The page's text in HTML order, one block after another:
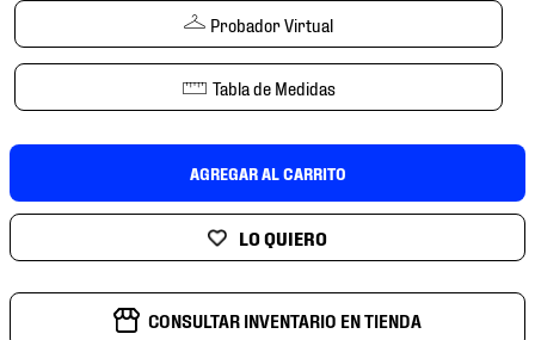
Probador Virtual
Tabla de Medidas
AGREGAR AL CARRITO
CONSULTAR INVENTARIO EN TIENDA
10. tenis nike